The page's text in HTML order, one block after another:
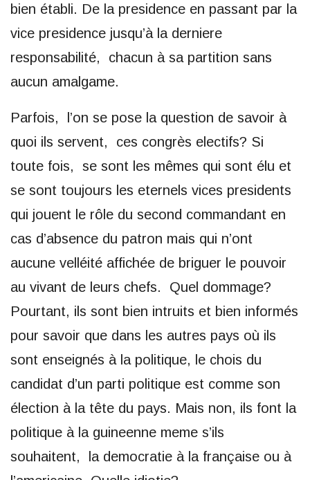
bien établi. De la presidence en passant par la
vice presidence jusqu’à la derniere
responsabilité, chacun à sa partition sans
aucun amalgame.
Parfois, l’on se pose la question de savoir à
quoi ils servent, ces congrès electifs? Si
toute fois, se sont les mêmes qui sont élu et
se sont toujours les eternels vices presidents
qui jouent le rôle du second commandant en
cas d’absence du patron mais qui n’ont
aucune velléité affichée de briguer le pouvoir
au vivant de leurs chefs. Quel dommage?
Pourtant, ils sont bien intruits et bien informés
pour savoir que dans les autres pays où ils
sont enseignés à la politique, le chois du
candidat d’un parti politique est comme son
élection à la tête du pays. Mais non, ils font la
politique à la guineenne meme s’ils
souhaitent, la democratie à la française ou à